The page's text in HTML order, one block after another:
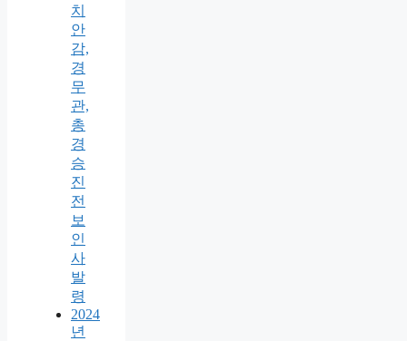
치
안
감,
경
무
관,
총
경
승
진
전
보
인
사
발
령
2024
년